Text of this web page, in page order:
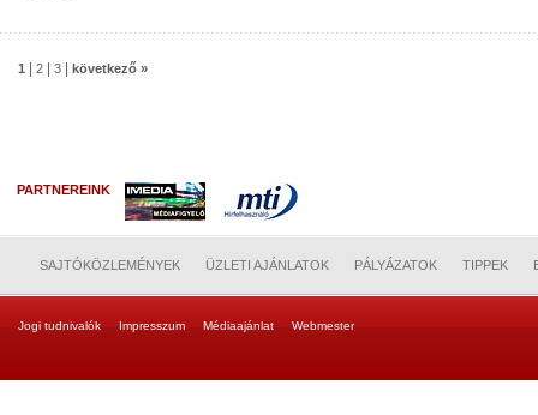
1 2 3 következő »
PARTNEREINK
SAJTÓKÖZLEMÉNYEK ÜZLETI AJÁNLATOK PÁLYÁZATOK TIPPEK
Jogi tudnivalók Impresszum Médiaajánlat Webmester